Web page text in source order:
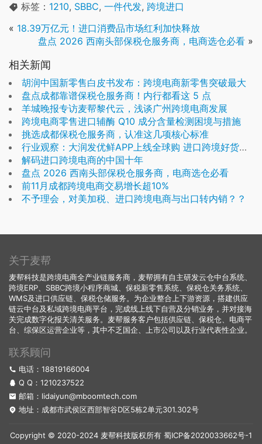
标签： 1210, SBBC, 一件代发, 跨境进口
« 18.39万亿元！进口消费品市场红利加快释放
盘点 2026 西南头部保税仓服务商，电商选仓必看 »
相关新闻
胡润中国新零售白皮书发布：跨境电商新零售突破最大
盘点成都靠谱保税仓服务商！内行都看这 5 点
羊城晚报专访麦帮黎代云，浅谈广州跨境电商发展
跨境电商零售进口辅酶 Q10 成分含量检测困境与措施
挑选成都保税仓服务商，认准这几项核心标准
行业观察：大润发优鲜APP上线全球购 进口跨境好货保税仓直发
解码进口跨境电商的中国十年
盘点 2026 西南头部保税仓服务商，电商选仓必看
前11月成都跨境电商交易增长超10%
不予理会，对美加税、进口跨境电商与出口转内销？？
关于麦帮
麦帮科技是跨境电商全产业链服务商，麦帮拥有自主研发云仓中台系统、
跨境ERP、SBBC跨境小程序商城、保税新零售系统、保税仓关务系统、
WMS及进口供应链、保税仓储服务。为企业整合上下游资源，搭建供应
链云中台及私域跨境电商平台，完成线上线下自营及分销业务，并对接海
关完成数字化报关清关服务。麦帮服务客户包括供应链、保税仓、电商平
台、综保区运营企业等，其中不乏国企、上市公司以及行业代表性企业。
联系顾问
电话：18819166004
Q Q： 1210237522
邮箱：lidaiyun@mboomtech.com
地址：成都市武侯区西部智谷D区5栋2单元301.302号
Copyright © 2020-2024 麦帮科技版权所有 蜀ICP备2020033662号-1